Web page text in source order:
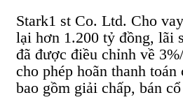
Stark1 st Co. Ltd. Cho
lại hơn 1.200 tỷ đồng, lãi
đã được điều chỉnh về
cho phép hoãn thanh
bao gồm giải chấp, bán